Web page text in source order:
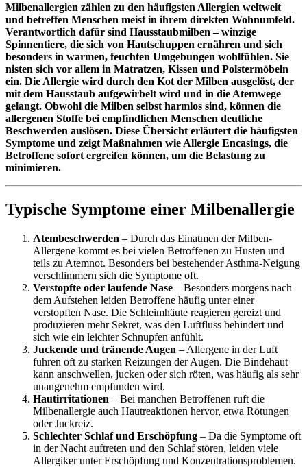
Milbenallergien zählen zu den häufigsten Allergien weltweit
und betreffen Menschen meist in ihrem direkten Wohnumfeld.
Verantwortlich dafür sind Hausstaubmilben – winzige
Spinnentiere, die sich von Hautschuppen ernähren und sich
besonders in warmen, feuchten Umgebungen wohlfühlen. Sie
nisten sich vor allem in Matratzen, Kissen und Polstermöbeln
ein. Die Allergie wird durch den Kot der Milben ausgelöst, der
mit dem Hausstaub aufgewirbelt wird und in die Atemwege
gelangt. Obwohl die Milben selbst harmlos sind, können die
allergenen Stoffe bei empfindlichen Menschen deutliche
Beschwerden auslösen. Diese Übersicht erläutert die häufigsten
Symptome und zeigt Maßnahmen wie Allergie Encasings, die
Betroffene sofort ergreifen können, um die Belastung zu
minimieren.
Typische Symptome einer Milbenallergie
Atembeschwerden – Durch das Einatmen der Milben-
Allergene kommt es bei vielen Betroffenen zu Husten und
teils zu Atemnot. Besonders bei bestehender Asthma-Neigung
verschlimmern sich die Symptome oft.
Verstopfte oder laufende Nase – Besonders morgens nach
dem Aufstehen leiden Betroffene häufig unter einer
verstopften Nase. Die Schleimhäute reagieren gereizt und
produzieren mehr Sekret, was den Luftfluss behindert und
sich wie ein leichter Schnupfen anfühlt.
Juckende und tränende Augen – Allergene in der Luft
führen oft zu starken Reizungen der Augen. Die Bindehaut
kann anschwellen, jucken oder sich röten, was häufig als sehr
unangenehm empfunden wird.
Hautirritationen – Bei manchen Betroffenen ruft die
Milbenallergie auch Hautreaktionen hervor, etwa Rötungen
oder Juckreiz.
Schlechter Schlaf und Erschöpfung – Da die Symptome oft
in der Nacht auftreten und den Schlaf stören, leiden viele
Allergiker unter Erschöpfung und Konzentrationsproblemen.